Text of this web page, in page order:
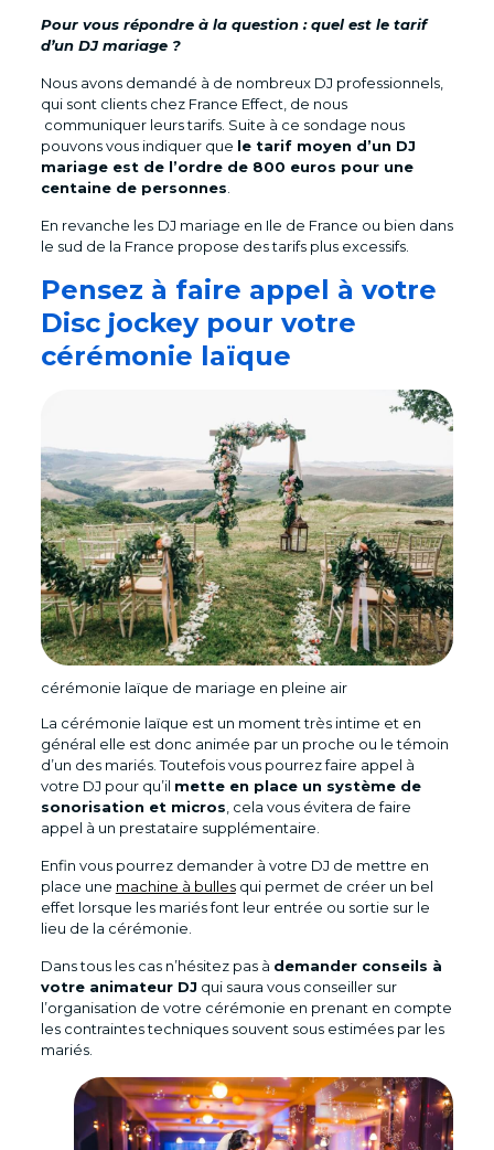
Pour vous répondre à la question : quel est le tarif
d’un DJ mariage ?
Nous avons demandé à de nombreux DJ professionnels,
qui sont clients chez France Effect, de nous
communiquer leurs tarifs. Suite à ce sondage nous
pouvons vous indiquer que le tarif moyen d’un DJ
mariage est de l’ordre de 800 euros pour une
centaine de personnes
En revanche les DJ mariage en Ile de France ou bien dans
le sud de la France propose des tarifs plus excessifs.
Pensez à faire appel à votre
Disc jockey pour votre
cérémonie laïque
cérémonie laïque de mariage en pleine air
La cérémonie laïque est un moment très intime et en
général elle est donc animée par un proche ou le témoin
d’un des mariés. Toutefois vous pourrez faire appel à
votre DJ pour qu’il mette en place un système de
sonorisation et micros, cela vous évitera de faire
appel à un prestataire supplémentaire.
Enfin vous pourrez demander à votre DJ de mettre en
place une machine à bullesqui permet de créer un bel
effet lorsque les mariés font leur entrée ou sortie sur le
lieu de la cérémonie.
Dans tous les cas n’hésitez pas à demander conseils à
votre animateur DJ qui saura vous conseiller sur
l’organisation de votre cérémonie en prenant en compte
les contraintes techniques souvent sous estimées par les
mariés.